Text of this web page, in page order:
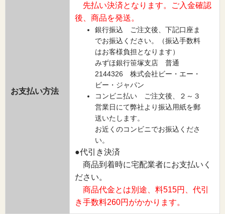
お支払い方法
先払い決済となります。ご入金確認
後、商品を発送。
銀行振込 ご注文後、下記口座ま
でお振込ください。（振込手数料
はお客様負担となります）
みずほ銀行笹塚支店 普通
2144326 株式会社ビー・エー・
ビー・ジャパン
コンビニ払い ご注文後、２～３
営業日にて弊社より振込用紙を郵
送いたします。
お近くのコンビニでお振込くださ
い。
●代引き決済
商品到着時に宅配業者にお支払いく
ださい。
商品代金とは別途、料515円、代引
き手数料260円がかかります。